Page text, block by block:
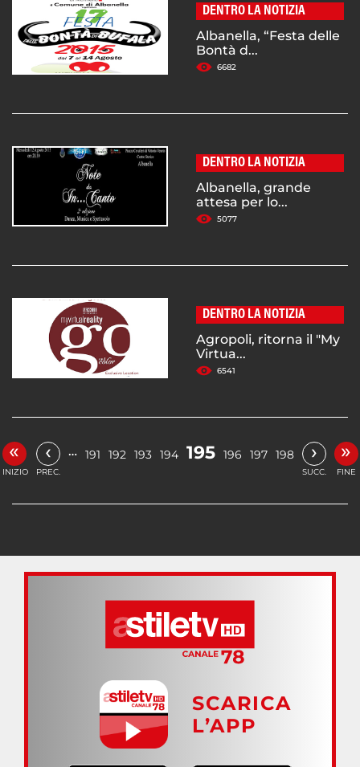
DENTRO LA NOTIZIA
Albanella, “Festa delle
Bontà d...
6682
DENTRO LA NOTIZIA
Albanella, grande
attesa per lo...
5077
DENTRO LA NOTIZIA
Agropoli, ritorna il "My
Virtua...
6541
«
INIZIO
‹
PREC.
… 191 192 193 194 195 196 197 198 ›
SUCC.
»
FINE
SCARICA
L’APP